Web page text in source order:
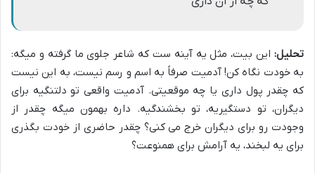
تحلیل: این بیت، مثل یه آینه ست که شاعر جلوی ما گرفته و میگه:
به خودت نگاه کن! آدمیت صرفاً به اسم و رسم نیست، به این نیست
که چقدر پول داری یا چه موقعیتی. آدمیت واقعی تو دلتنگیه برای
دیگران، تو دستگیریه، تو بخشندگیه. داره بهمون میگه چقدر از
وجودت رو برای دیگران خرج می کنی؟ چقدر حاضری از خودت بگذری
برای یه لبخند، یه آرامش برای همنوعت؟